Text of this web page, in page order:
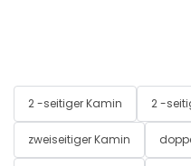
2 -seitiger Kamin 2 -
zweiseitiger Kamin